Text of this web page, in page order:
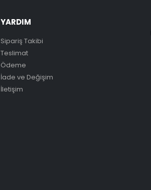
YARDIM
Sipariş Takibi
Teslimat
Ödeme
İade ve Değişim
İletişim